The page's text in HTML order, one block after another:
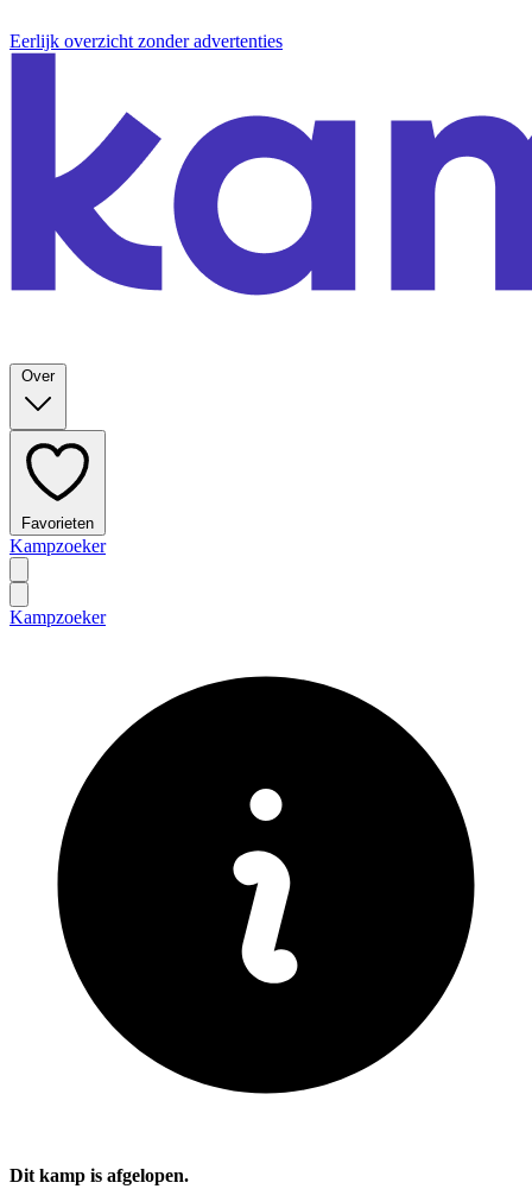
Eerlijk overzicht zonder advertenties
Over
Favorieten
Kampzoeker
Kampzoeker
Dit kamp is afgelopen.